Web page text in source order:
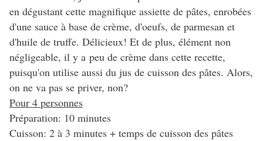
en dégustant cette magnifique assiette de pâtes, enrobées
d'une sauce à base de crème, d'oeufs, de parmesan et
d'huile de truffe. Délicieux! Et de plus, élément non
négligeable, il y a peu de crème dans cette recette,
puisqu'on utilise aussi du jus de cuisson des pâtes. Alors,
on ne va pas se priver, non?
Pour 4 personnes
Préparation: 10 minutes
Cuisson: 2 à 3 minutes + temps de cuisson des pâtes